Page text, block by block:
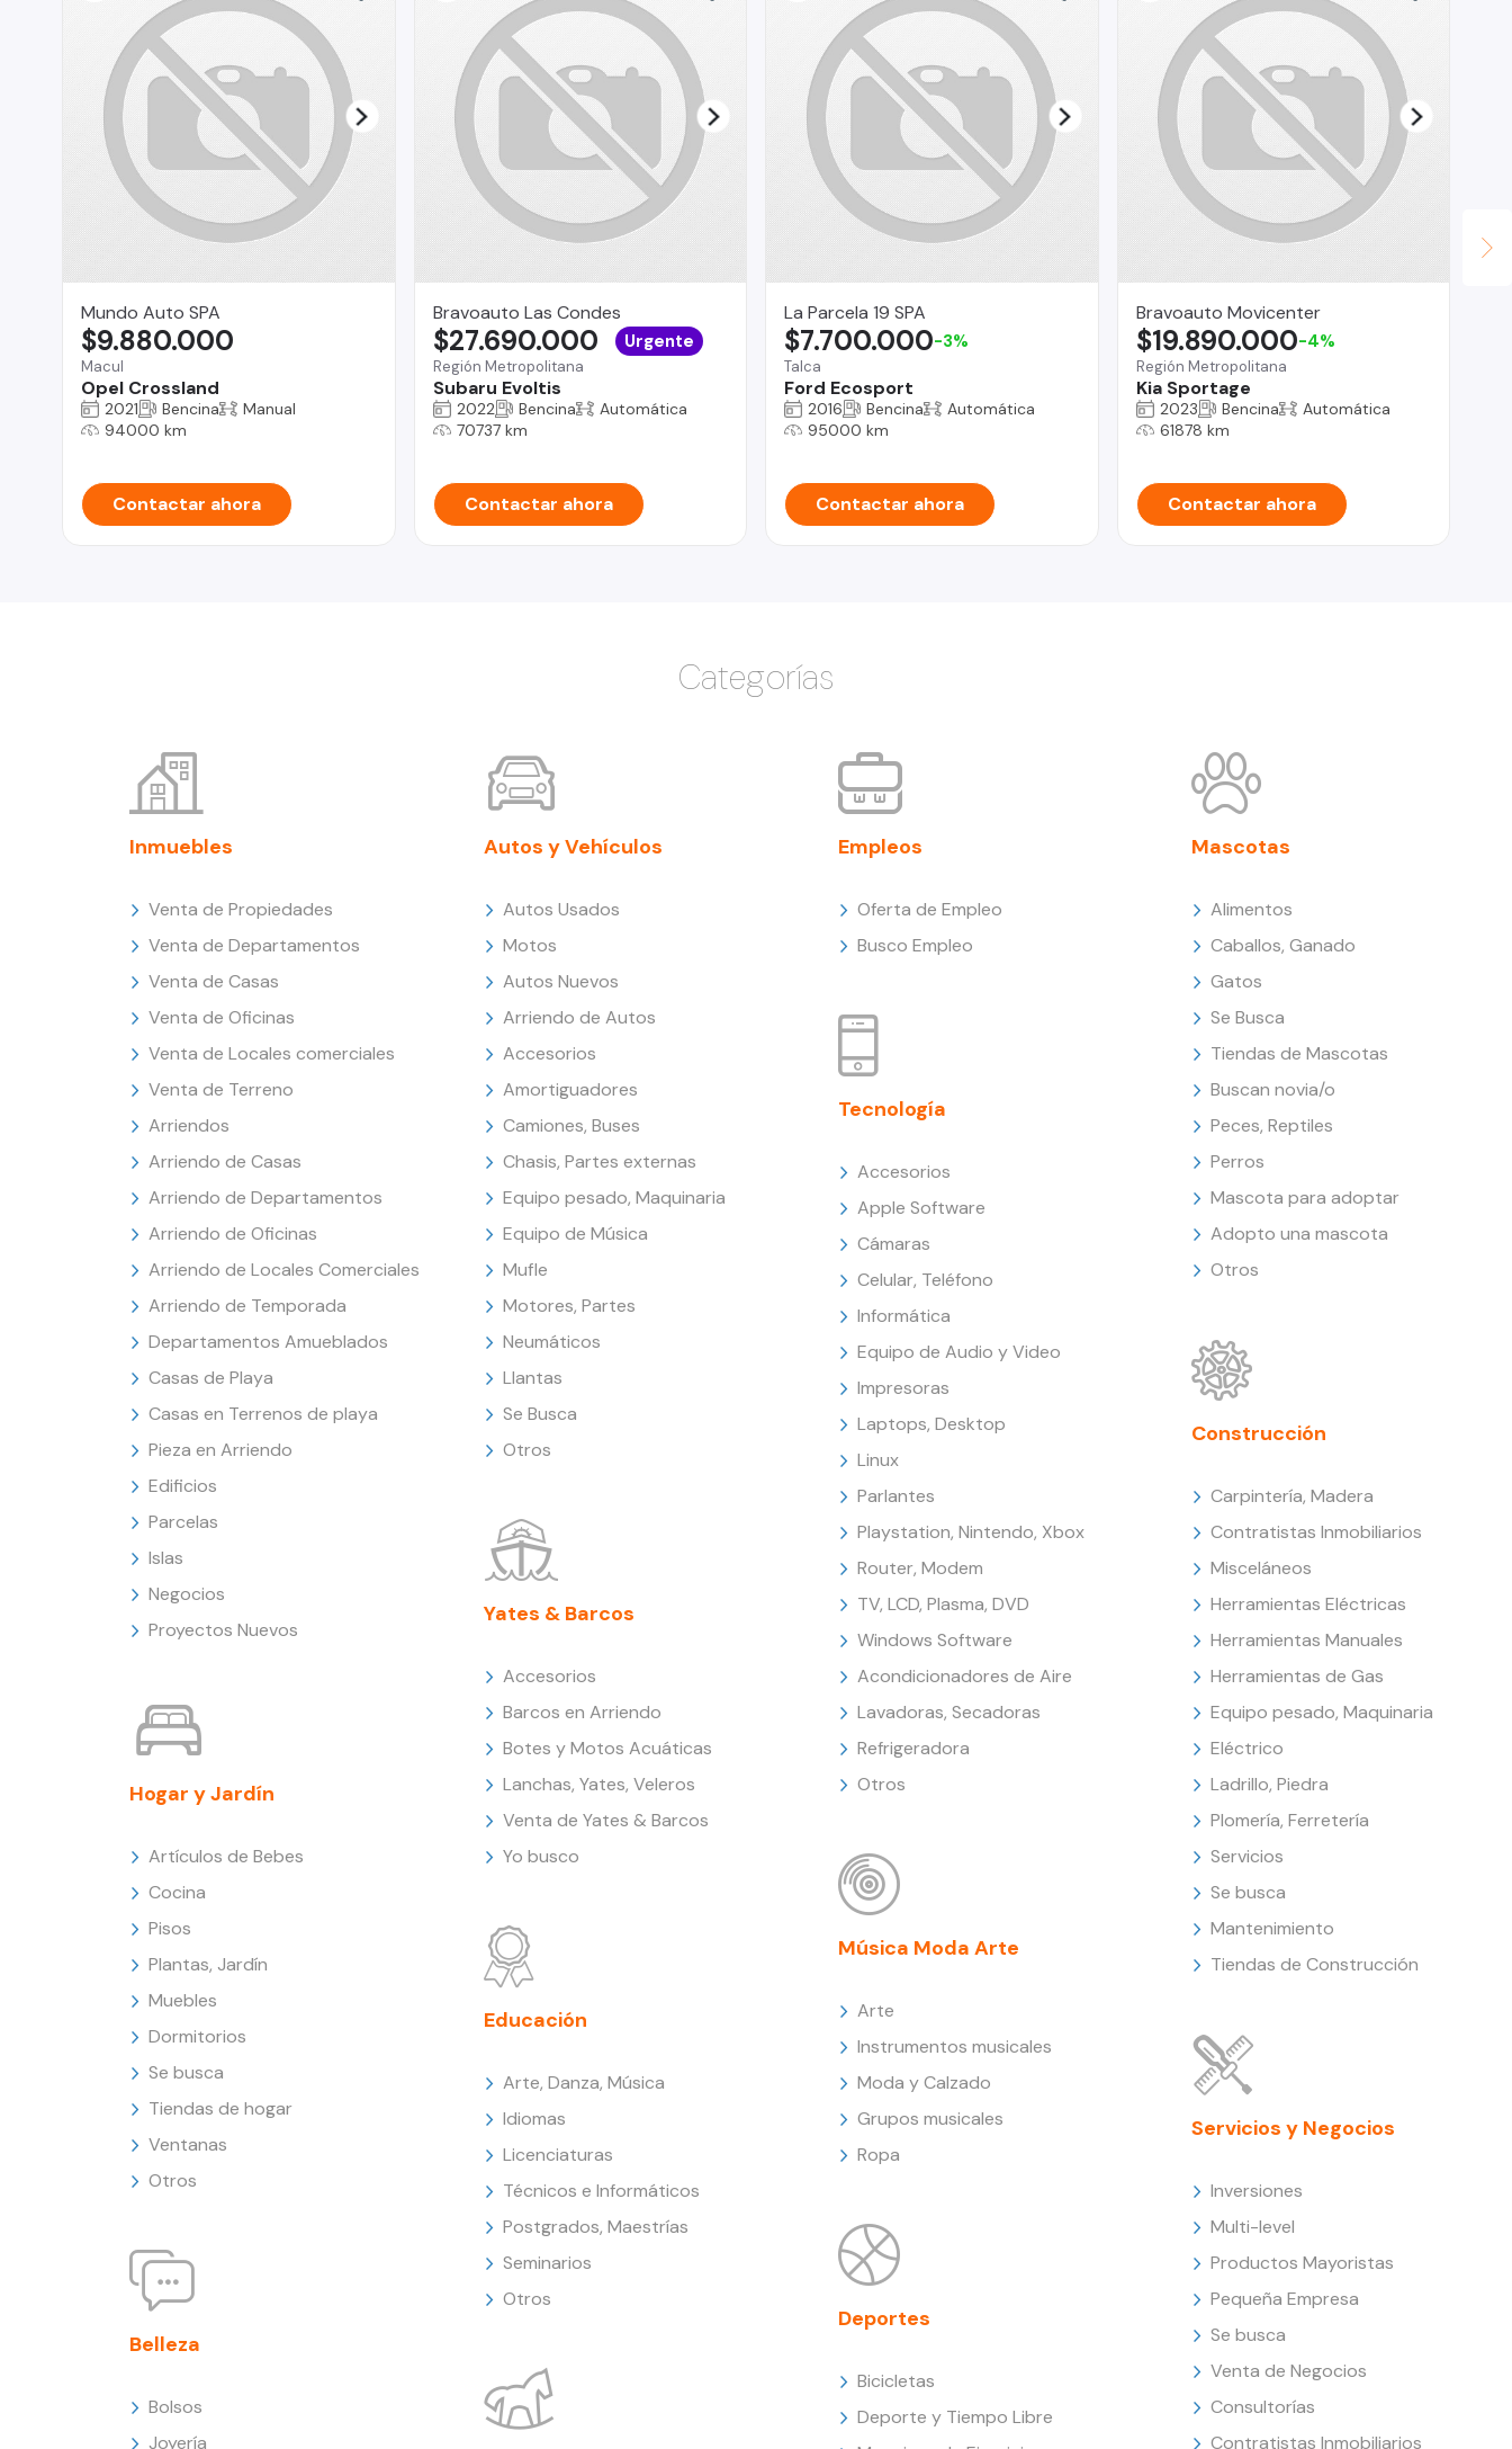
Mundo Auto SPA
Macul
Opel Crossland
$9.880.000
2021 Bencina
Manual
94000 km
Contactar ahora
Bravoauto Las Condes
Región Metropolitana
Subaru Evoltis
$27.690.000 Urgente
2022 Bencina
Automática
70737 km
Contactar ahora
La Parcela 19 SPA
Talca
Ford Ecosport
$7.700.000-3%
2016 Bencina
Automática
95000 km
Contactar ahora
Bravoauto Movicenter
Región Metropolitana
Kia Sportage
$19.890.000-4%
2023 Bencina
Automática
61878 km
Contactar ahora
Categorías
Inmuebles
Venta de Propiedades
Venta de Departamentos
Venta de Casas
Venta de Oficinas
Venta de Locales comerciales
Venta de Terreno
Arriendos
Arriendo de Casas
Arriendo de Departamentos
Arriendo de Oficinas
Arriendo de Locales Comerciales
Arriendo de Temporada
Departamentos Amueblados
Casas de Playa
Casas en Terrenos de playa
Pieza en Arriendo
Edificios
Parcelas
Islas
Negocios
Proyectos Nuevos
Hogar y Jardín
Artículos de Bebes
Cocina
Pisos
Plantas, Jardín
Muebles
Dormitorios
Se busca
Tiendas de hogar
Ventanas
Otros
Belleza
Bolsos
Joyería
Autos y Vehículos
Autos Usados
Motos
Autos Nuevos
Arriendo de Autos
Accesorios
Amortiguadores
Camiones, Buses
Chasis, Partes externas
Equipo pesado, Maquinaria
Equipo de Música
Mufle
Motores, Partes
Neumáticos
Llantas
Se Busca
Otros
Yates & Barcos
Accesorios
Barcos en Arriendo
Botes y Motos Acuáticas
Lanchas, Yates, Veleros
Venta de Yates & Barcos
Yo busco
Educación
Arte, Danza, Música
Idiomas
Licenciaturas
Técnicos e Informáticos
Postgrados, Maestrías
Seminarios
Otros
Empleos
Oferta de Empleo
Busco Empleo
Tecnología
Accesorios
Apple Software
Cámaras
Celular, Teléfono
Informática
Equipo de Audio y Video
Impresoras
Laptops, Desktop
Linux
Parlantes
Playstation, Nintendo, Xbox
Router, Modem
TV, LCD, Plasma, DVD
Windows Software
Acondicionadores de Aire
Lavadoras, Secadoras
Refrigeradora
Otros
Música Moda Arte
Arte
Instrumentos musicales
Moda y Calzado
Grupos musicales
Ropa
Deportes
Bicicletas
Deporte y Tiempo Libre
Mascotas
Alimentos
Caballos, Ganado
Gatos
Se Busca
Tiendas de Mascotas
Buscan novia/o
Peces, Reptiles
Perros
Mascota para adoptar
Adopto una mascota
Otros
Construcción
Carpintería, Madera
Contratistas Inmobiliarios
Misceláneos
Herramientas Eléctricas
Herramientas Manuales
Herramientas de Gas
Equipo pesado, Maquinaria
Eléctrico
Ladrillo, Piedra
Plomería, Ferretería
Servicios
Se busca
Mantenimiento
Tiendas de Construcción
Servicios y Negocios
Inversiones
Multi-level
Productos Mayoristas
Pequeña Empresa
Se busca
Venta de Negocios
Consultorías
Contratistas Inmobiliarios